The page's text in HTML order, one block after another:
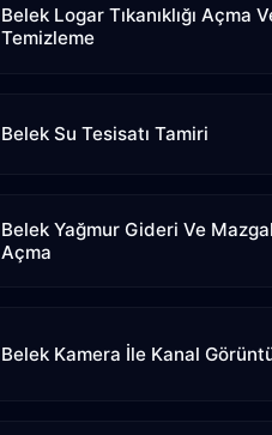
Belek Logar Tıkanıklığı Açma
Temizleme
Belek Su Tesisatı Tamiri
Belek Yağmur Gideri Ve Mazgal
Açma
Belek Kamera İle Kanal